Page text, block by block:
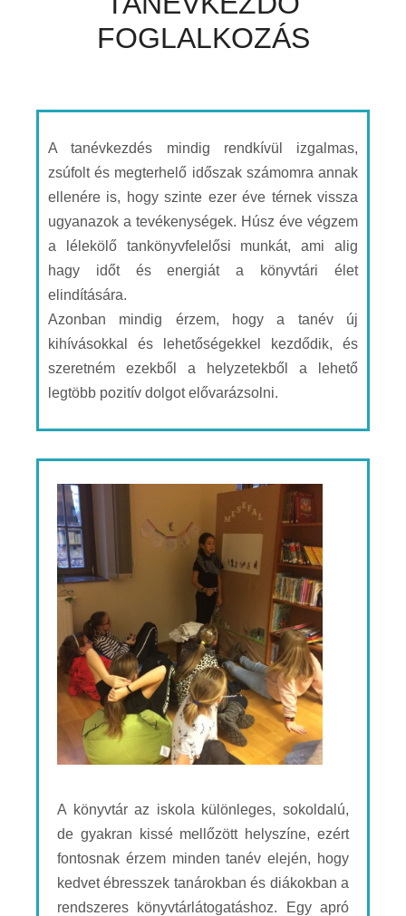
FOGLALKOZÁS
A tanévkezdés mindig rendkívül izgalmas,
zsúfolt és megterhelő időszak számomra annak
ellenére is, hogy szinte ezer éve térnek vissza
ugyanazok a tevékenységek. Húsz éve végzem
a lélekölő tankönyvfelelősi munkát, ami alig
hagy időt és energiát a könyvtári élet
elindítására.
Azonban mindig érzem, hogy a tanév új
kihívásokkal és lehetőségekkel kezdődik, és
szeretném ezekből a helyzetekből a lehető
legtöbb pozitív dolgot elővarázsolni.
A könyvtár az iskola különleges, sokoldalú,
de gyakran kissé mellőzött helyszíne, ezért
fontosnak érzem minden tanév elején, hogy
kedvet ébresszek tanárokban és diákokban a
rendszeres könyvtárlátogatáshoz. Egy apró